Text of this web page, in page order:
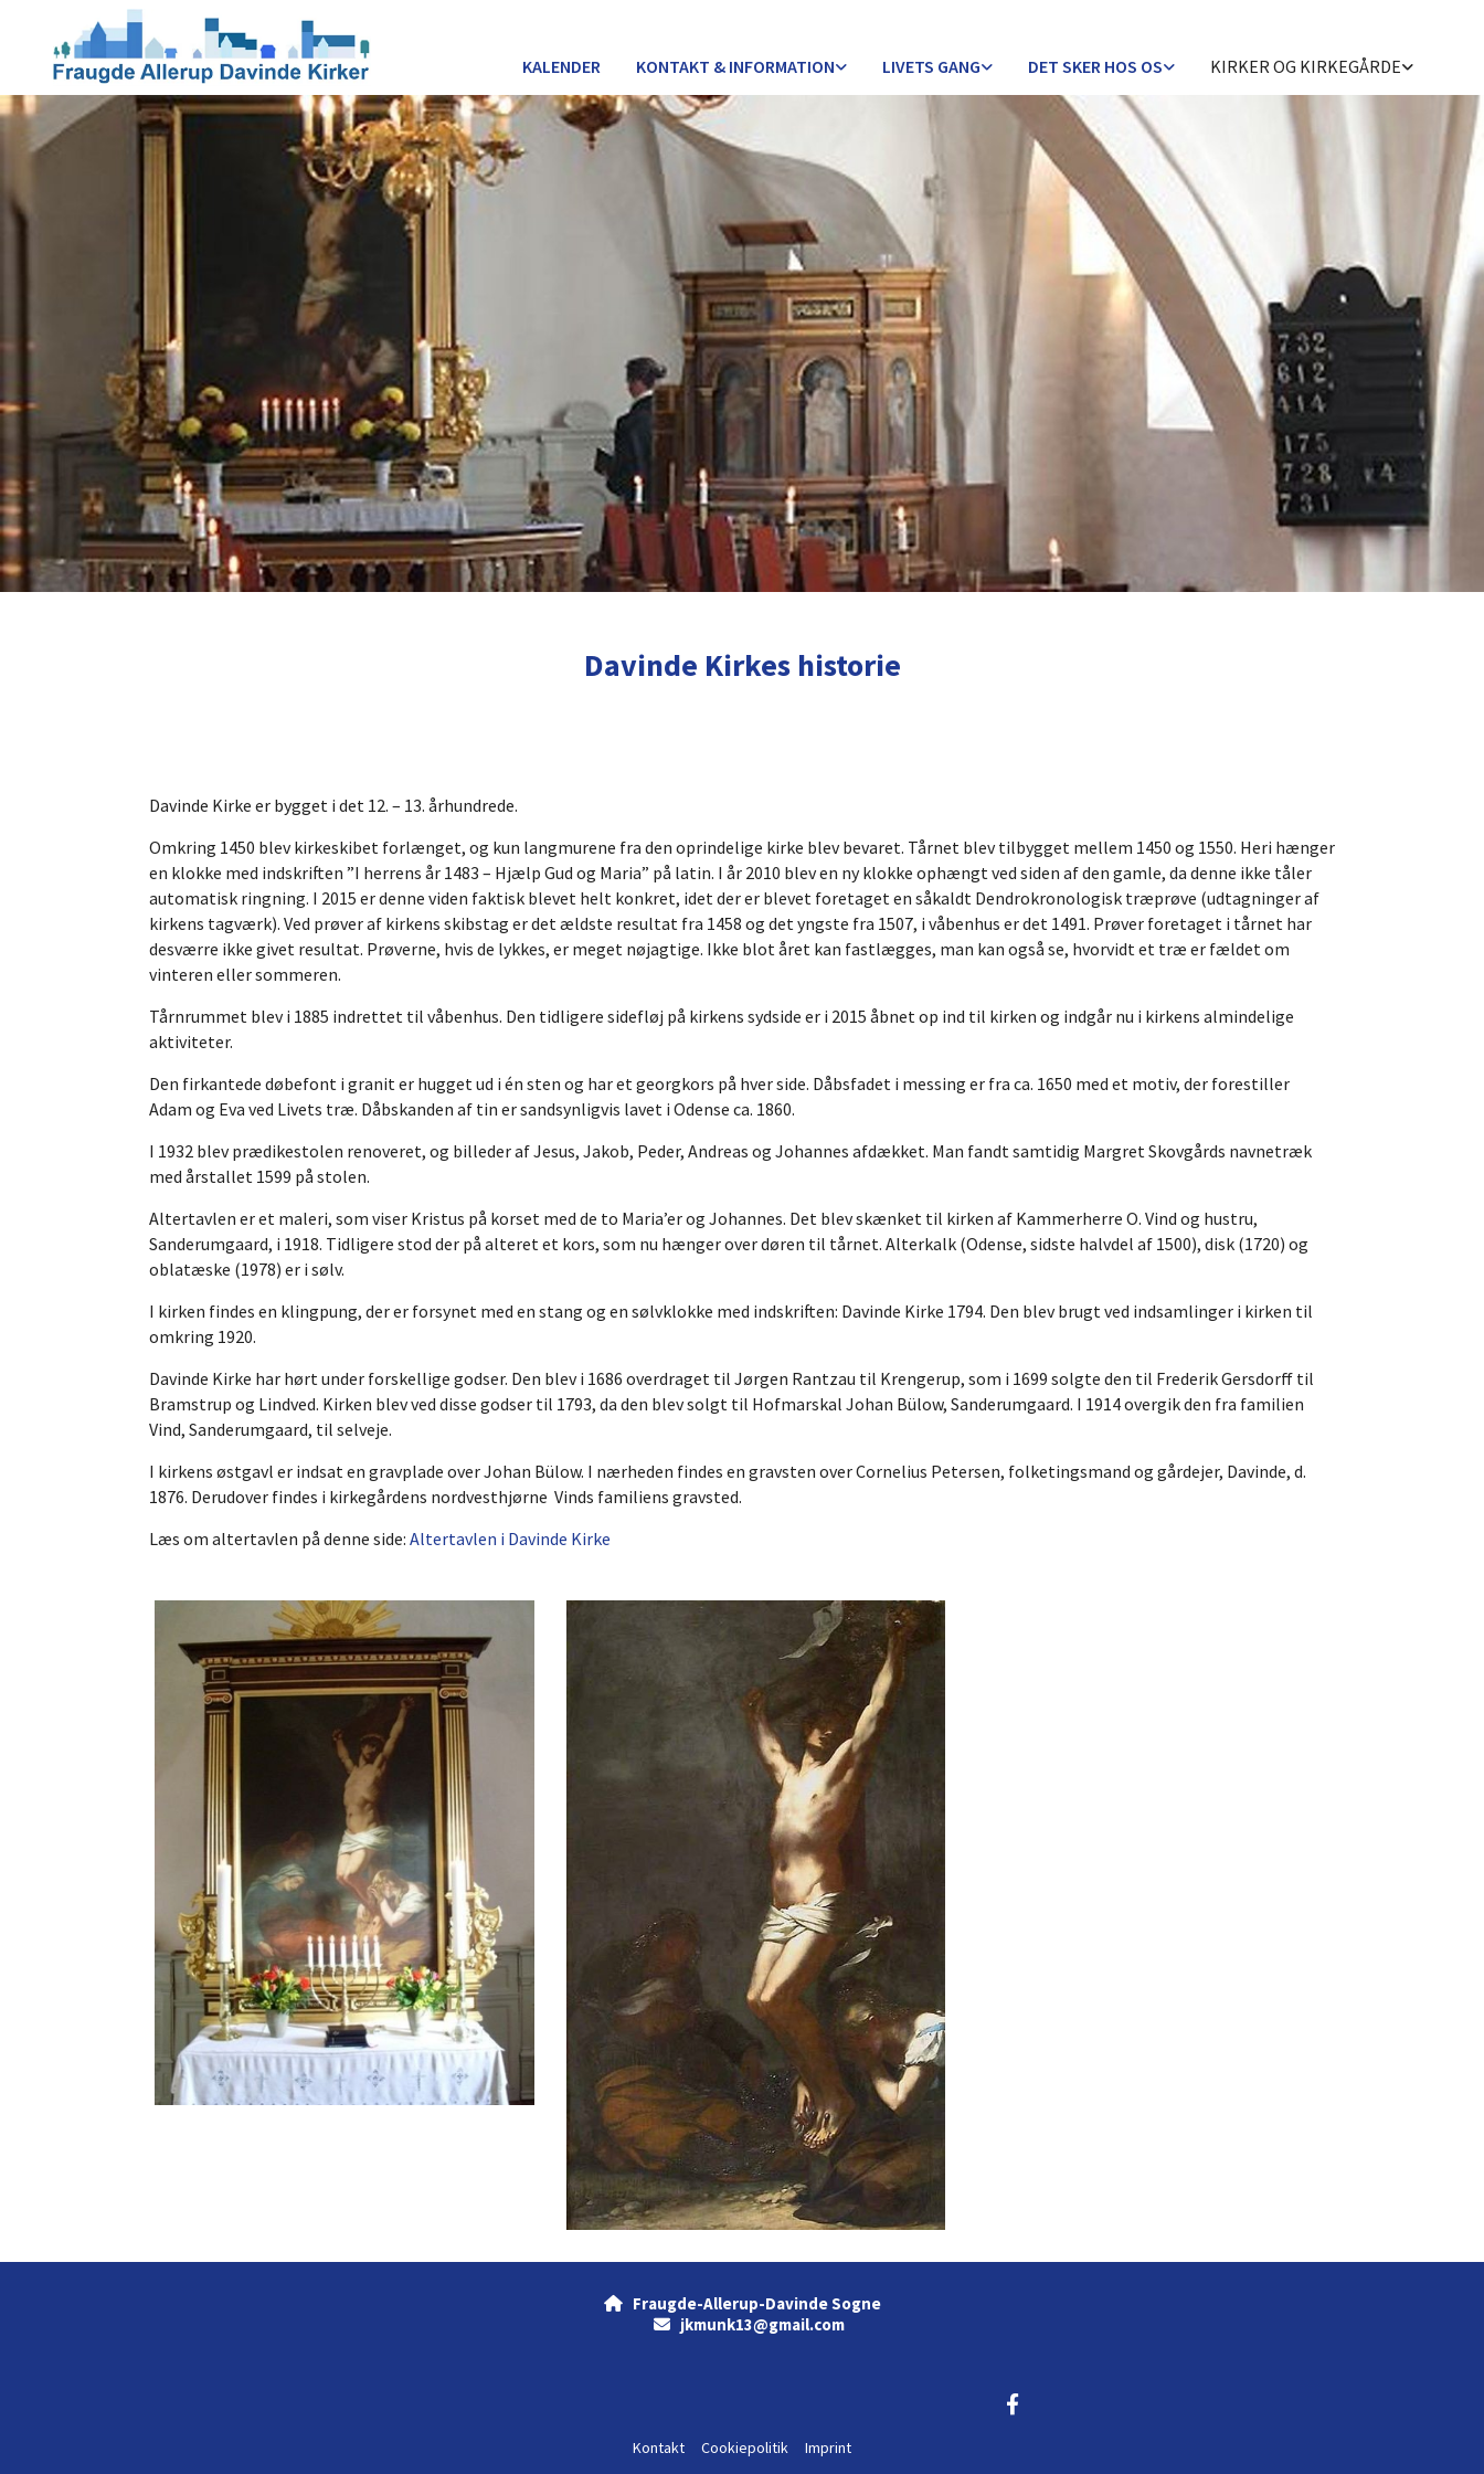
KALENDER KONTAKT & INFORMATION LIVETS GANG DET SKER HOS OS KIRKER OG KIRKEGÅRDE
Davinde Kirkes historie
Davinde Kirke er bygget i det 12. – 13. århundrede.
Omkring 1450 blev kirkeskibet forlænget, og kun langmurene fra den oprindelige kirke blev bevaret. Tårnet blev tilbygget mellem 1450 og 1550. Heri hænger
en klokke med indskriften ”I herrens år 1483 – Hjælp Gud og Maria” på latin. I år 2010 blev en ny klokke ophængt ved siden af den gamle, da denne ikke tåler
automatisk ringning. I 2015 er denne viden faktisk blevet helt konkret, idet der er blevet foretaget en såkaldt Dendrokronologisk træprøve (udtagninger af
kirkens tagværk). Ved prøver af kirkens skibstag er det ældste resultat fra 1458 og det yngste fra 1507, i våbenhus er det 1491. Prøver foretaget i tårnet har
desværre ikke givet resultat. Prøverne, hvis de lykkes, er meget nøjagtige. Ikke blot året kan fastlægges, man kan også se, hvorvidt et træ er fældet om
vinteren eller sommeren.
Tårnrummet blev i 1885 indrettet til våbenhus. Den tidligere sidefløj på kirkens sydside er i 2015 åbnet op ind til kirken og indgår nu i kirkens almindelige
aktiviteter.
Den firkantede døbefont i granit er hugget ud i én sten og har et georgkors på hver side. Dåbsfadet i messing er fra ca. 1650 med et motiv, der forestiller
Adam og Eva ved Livets træ. Dåbskanden af tin er sandsynligvis lavet i Odense ca. 1860.
I 1932 blev prædikestolen renoveret, og billeder af Jesus, Jakob, Peder, Andreas og Johannes afdækket. Man fandt samtidig Margret Skovgårds navnetræk
med årstallet 1599 på stolen.
Altertavlen er et maleri, som viser Kristus på korset med de to Maria’er og Johannes. Det blev skænket til kirken af Kammerherre O. Vind og hustru,
Sanderumgaard, i 1918. Tidligere stod der på alteret et kors, som nu hænger over døren til tårnet. Alterkalk (Odense, sidste halvdel af 1500), disk (1720) og
oblatæske (1978) er i sølv.
I kirken findes en klingpung, der er forsynet med en stang og en sølvklokke med indskriften: Davinde Kirke 1794. Den blev brugt ved indsamlinger i kirken til
omkring 1920.
Davinde Kirke har hørt under forskellige godser. Den blev i 1686 overdraget til Jørgen Rantzau til Krengerup, som i 1699 solgte den til Frederik Gersdorff til
Bramstrup og Lindved. Kirken blev ved disse godser til 1793, da den blev solgt til Hofmarskal Johan Bülow, Sanderumgaard. I 1914 overgik den fra familien
Vind, Sanderumgaard, til selveje.
I kirkens østgavl er indsat en gravplade over Johan Bülow. I nærheden findes en gravsten over Cornelius Petersen, folketingsmand og gårdejer, Davinde, d.
1876. Derudover findes i kirkegårdens nordvesthjørne Vinds familiens gravsted.
Læs om altertavlen på denne side: Altertavlen i Davinde Kirke
Fraugde-Allerup-Davinde Sogne
jkmunk13@gmail.com
Kontakt Cookiepolitik Imprint